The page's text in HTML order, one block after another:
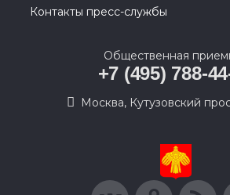
Контакты пресс-службы
Общественная
+7 (495) 788-
Москва, Кутузовский